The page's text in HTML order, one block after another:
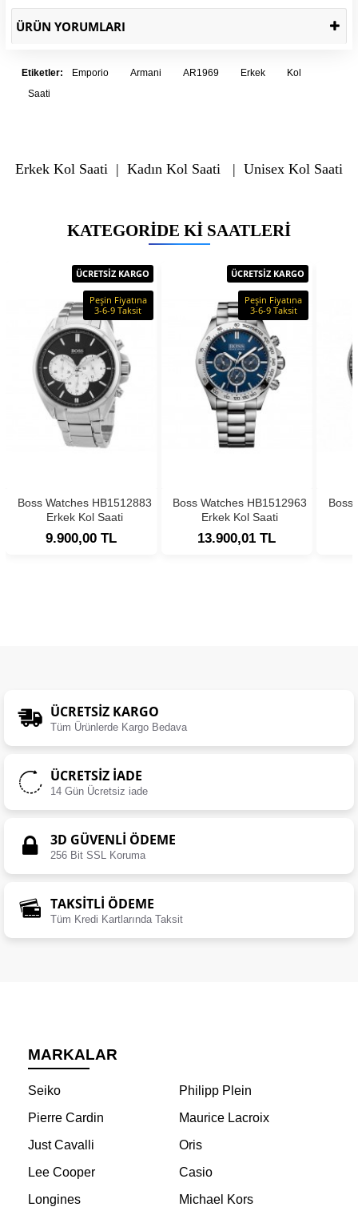
ÜRÜN YORUMLARI
Etiketler: Emporio Armani AR1969 Erkek
Kol
Saati
Erkek Kol Saati | Kadın Kol Saati | Unisex Kol Saati
KATEGORIDE KI SAATLERI
ÜCRETSİZ KARGO
Peşin Fiyatına
3-6-9 Taksit
Boss Watches HB1512883
Erkek Kol Saati
9.900,00 TL
ÜCRETSİZ KARGO
Peşin Fiyatına
3-6-9 Taksit
Boss Watches HB1512963
Erkek Kol Saati
13.900,01 TL
Boss
ÜCRETSIZ KARGO
Tüm Ürünlerde Kargo Bedava
ÜCRETSIZ İADE
14 Gün Ücretsiz iade
3D GÜVENLİ ÖDEME
256 Bit SSL Koruma
TAKSİTLİ ÖDEME
Tüm Kredi Kartlarında Taksit
MARKALAR
Seiko
Philipp Plein
Pierre Cardin
Maurice Lacroix
Just Cavalli
Oris
Lee Cooper
Casio
Longines
Michael Kors